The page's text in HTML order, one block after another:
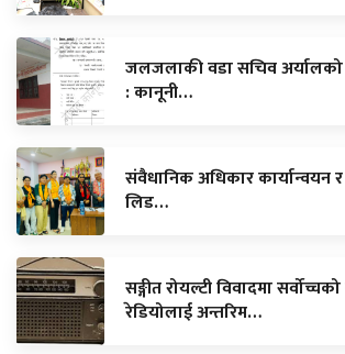
जलजलाकी वडा सचिव अर्यालको
: कानूनी…
संवैधानिक अधिकार कार्यान्वयन
लिड…
सङ्गीत रोयल्टी विवादमा
रेडियोलाई अन्तरिम…